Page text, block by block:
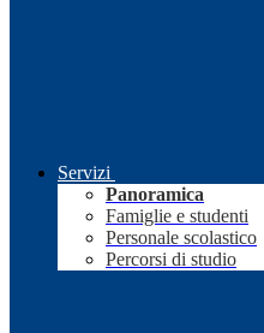
Servizi
Panoramica
Famiglie e studenti
Personale scolastico
Percorsi di studio